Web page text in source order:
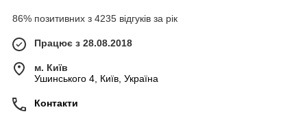
86% позитивних з 4235 відгуків за рік
Працює з 28.08.2018
м. Київ
Ушинського 4, Київ, Україна
Контакти